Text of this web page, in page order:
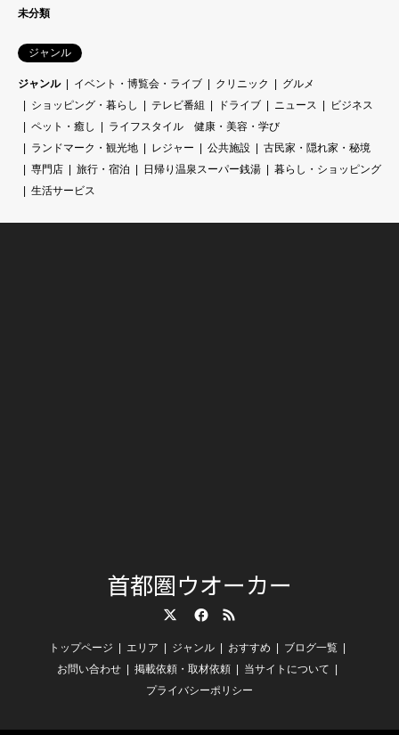
未分類
ジャンル
ジャンル イベント・博覧会・ライブ クリニック
グルメ
ショッピング・暮らし
テレビ番組 ドライブ ニュース
ビジネス
ペット・癒し
ライフスタイル 健康・美容・学び
ランドマーク・観光地
レジャー 公共施設
古民家・隠れ家・秘境
専門店
旅行・宿泊 日帰り温泉スーパー銭湯
暮らし・ショッピング
生活サービス
首都圏ウオーカー
トップページ エリア ジャンル おすすめ
ブログ一覧
お問い合わせ
掲載依頼・取材依頼
当サイトについて
プライバシーポリシー